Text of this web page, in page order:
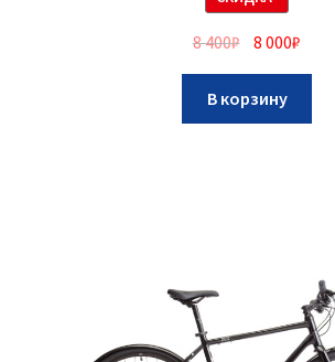
8 400₽ 8 000₽
В корзину